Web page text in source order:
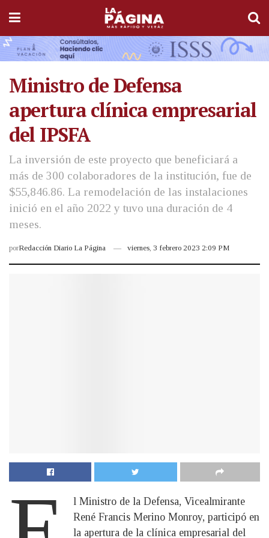
Ministro de Defensa
apertura clínica empresarial
del IPSFA
La inversión de este proyecto que beneficiará a
más de 300 colaboradores de la institución, fue de
$55,846.86. La remodelación de las instalaciones
inició en el año 2022 y tuvo una duración de 4
meses.
porRedacción Diario La Página viernes, 3 febrero 2023 2:09 PM
l Ministro de la Defensa, Vicealmirante
René Francis Merino Monroy, participó en
la apertura de la clínica empresarial del